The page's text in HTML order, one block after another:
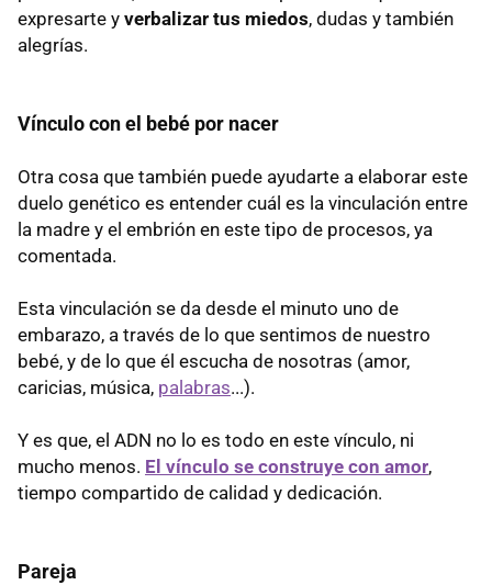
expresarte y verbalizar tus miedos, dudas y también
alegrías.
Vínculo con el bebé por nacer
Otra cosa que también puede ayudarte a elaborar este
duelo genético es entender cuál es la vinculación entre
la madre y el embrión en este tipo de procesos, ya
comentada.
Esta vinculación se da desde el minuto uno de
embarazo, a través de lo que sentimos de nuestro
bebé, y de lo que él escucha de nosotras (amor,
caricias, música, palabras...).
Y es que, el ADN no lo es todo en este vínculo, ni
mucho menos. El vínculo se construye con amor,
tiempo compartido de calidad y dedicación.
Pareja